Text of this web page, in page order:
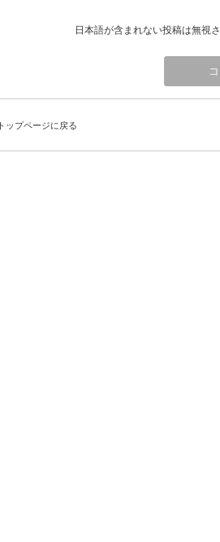
日本語が含まれない投稿は無視
トップページに戻る